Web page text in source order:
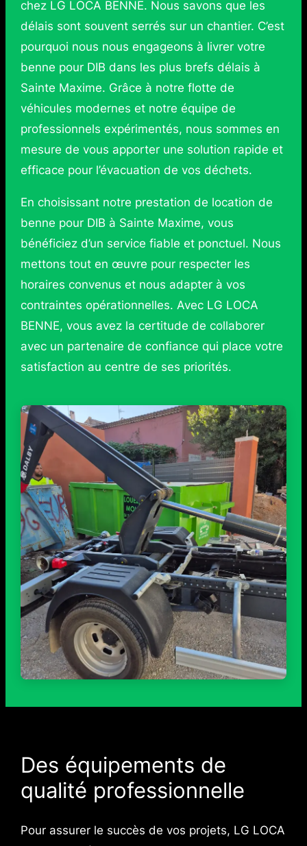
chez LG LOCA BENNE. Nous savons que les
délais sont souvent serrés sur un chantier. C’est
pourquoi nous nous engageons à livrer votre
benne pour DIB dans les plus brefs délais à
Sainte Maxime. Grâce à notre flotte de
véhicules modernes et notre équipe de
professionnels expérimentés, nous sommes en
mesure de vous apporter une solution rapide et
efficace pour l’évacuation de vos déchets.
En choisissant notre prestation de location de
benne pour DIB à Sainte Maxime, vous
bénéficiez d’un service fiable et ponctuel. Nous
mettons tout en œuvre pour respecter les
horaires convenus et nous adapter à vos
contraintes opérationnelles. Avec LG LOCA
BENNE, vous avez la certitude de collaborer
avec un partenaire de confiance qui place votre
satisfaction au centre de ses priorités.
Des équipements de
qualité professionnelle
Pour assurer le succès de vos projets, LG LOCA